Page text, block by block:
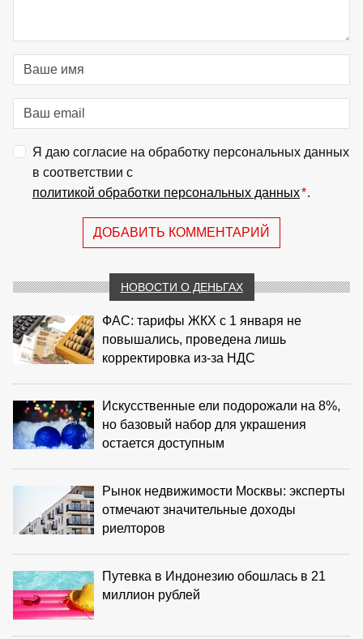
Я даю согласие на обработку персональных данных
в соответствии с
политикой обработки персональных данных*.
ДОБАВИТЬ КОММЕНТАРИЙ
НОВОСТИ О ДЕНЬГАХ
ФАС: тарифы ЖКХ с 1 января не
повышались, проведена лишь
корректировка из‑за НДС
Искусственные ели подорожали на 8%,
но базовый набор для украшения
остается доступным
Рынок недвижимости Москвы: эксперты
отмечают значительные доходы
риелторов
Путевка в Индонезию обошлась в 21
миллион рублей